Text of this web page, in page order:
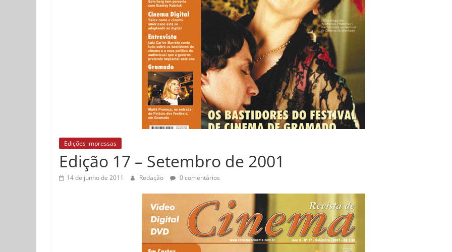
Edições impressas
Edição 17 – Setembro de 2001
14 de junho de 2011 Redação 0 comentários